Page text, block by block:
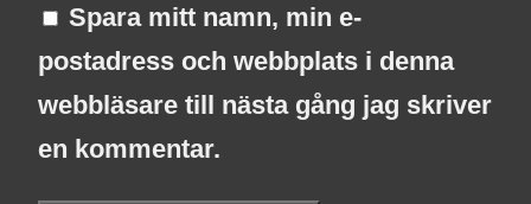
Spara mitt namn, min e-
postadress och webbplats i denna
webbläsare till nästa gång jag skriver
en kommentar.